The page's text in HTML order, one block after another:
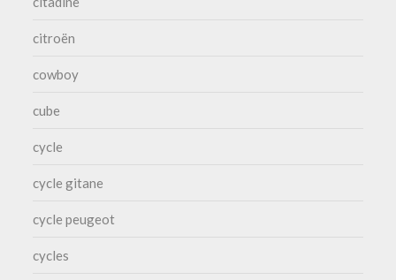
citroën
cowboy
cube
cycle
cycle gitane
cycle peugeot
cycles